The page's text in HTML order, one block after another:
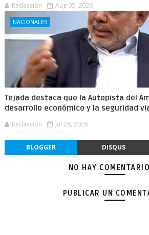
Redacción Aug 05, 2026
NACIONALES
Tejada destaca que la Autopista del
desarrollo económico y la seguridad
Redacción Jul 28, 2026
BLOGGER DISQUS
NO HAY
PUBLICAR UN